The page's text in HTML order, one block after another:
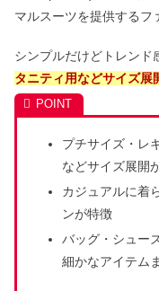
マルスーツを提供するフ
シンプルだけどトレンド
タニティ用などサイズ展
プチサイズ・レ
などサイズ展開
カジュアルに着
ンが特徴
バッグ・シュー
細かなアイテム